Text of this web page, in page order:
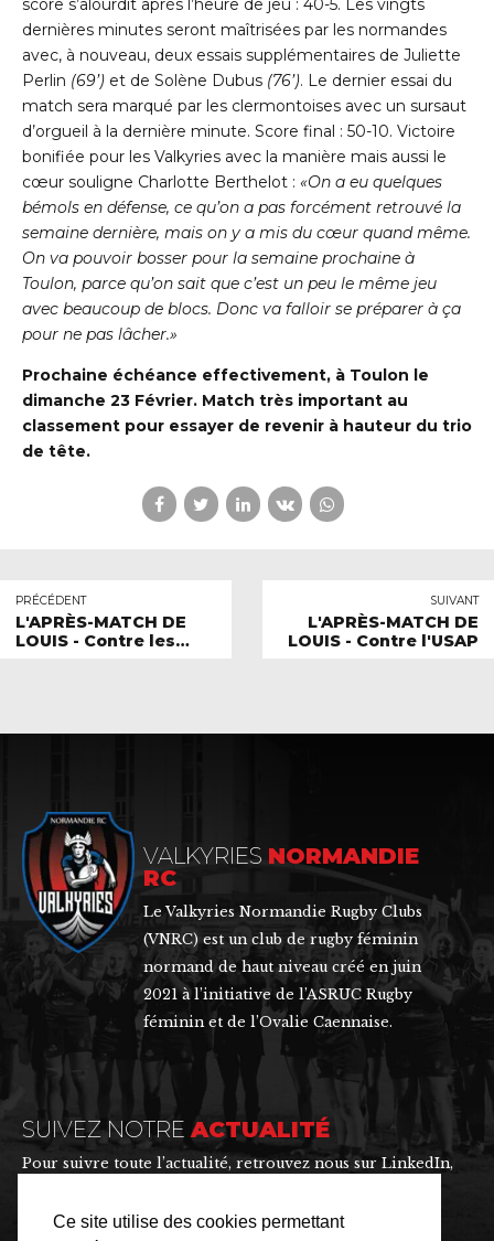
Ce site utilise des cookies permettant
score s’alourdit après l’heure de jeu : 40-5. Les vingts
dernières minutes seront maîtrisées par les normandes
avec, à nouveau, deux essais supplémentaires de Juliette
Perlin (69’) et de Solène Dubus (76’). Le dernier essai du
match sera marqué par les clermontoises avec un sursaut
d’orgueil à la dernière minute. Score final : 50-10. Victoire
bonifiée pour les Valkyries avec la manière mais aussi le
cœur souligne Charlotte Berthelot : «On a eu quelques
bémols en défense, ce qu’on a pas forcément retrouvé la
semaine dernière, mais on y a mis du cœur quand même.
On va pouvoir bosser pour la semaine prochaine à
Toulon, parce qu’on sait que c’est un peu le même jeu
avec beaucoup de blocs. Donc va falloir se préparer à ça
pour ne pas lâcher.»
Prochaine échéance effectivement, à Toulon le
dimanche 23 Février. Match très important au
classement pour essayer de revenir à hauteur du trio
de tête.
PRÉCÉDENT
L'APRÈS-MATCH DE
LOUIS - Contre les
SUIVANT
L'APRÈS-MATCH DE
LOUIS - Contre l'USAP
VALKYRIES NORMANDIE
RC
Le Valkyries Normandie Rugby Clubs
(VNRC) est un club de rugby féminin
normand de haut niveau créé en juin
2021 à l’initiative de l’ASRUC Rugby
féminin et de l’Ovalie Caennaise.
SUIVEZ NOTREACTUALITÉ
Pour suivre toute l’actualité, retrouvez nous sur LinkedIn,